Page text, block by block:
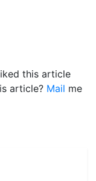
this article
article? Mail me